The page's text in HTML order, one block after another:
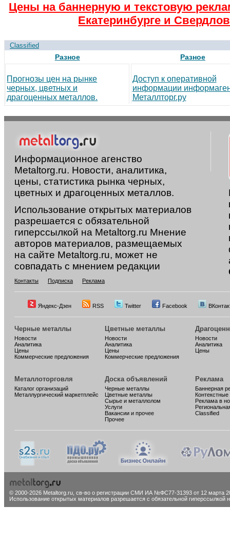
Цены на баннерную и текстовую
Екатеринбурге и
Classified
Разное
Прогнозы цен на рынке
черных, цветных и
драгоценных металлов.
Разное
Доступ к оперативной
информации
Металлторг.ру
Информационное агенство
Metaltorg.ru. Новости, аналитика,
цены, статистика рынка черных,
цветных и драгоценных металлов.
Использование открытых материалов
разрешается с обязательной
гиперссылкой на Metaltorg.ru Мнение
авторов материалов, размещаемых
на сайте Metaltorg.ru, может не
совпадать с мнением редакции
Контакты Подписка Реклама
Яндекс-Дзен RSS Twitter Facebook
Черные металлы
Новости
Аналитика
Цены
Коммерческие предложения
Цветные металлы
Новости
Аналитика
Цены
Коммерческие предложения
Новости
Аналитика
Цены
Металлоторговля
Каталог организаций
Металлургический маркетплейс
Доска объявлений
Черные металлы
Цветные металлы
Сырье и металлолом
Услуги
Вакансии и прочее
Прочее
Реклама
Баннерная
Реклама в
Classified
© 2000-2026 Metaltorg.ru, св-во о регистрации СМИ ИА №ФС77-31393 от 12 марта
Использование открытых материалов разрешается с обязательной гиперссылкой